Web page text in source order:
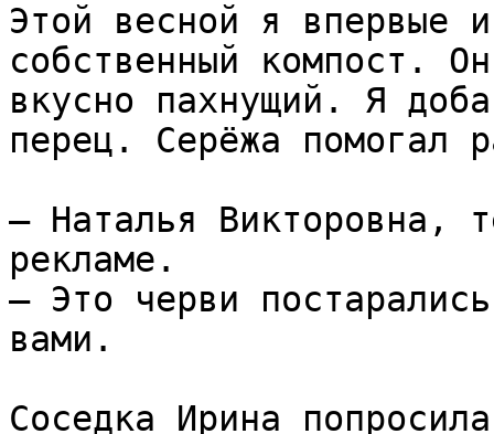
Этой весной я впервые
собственный компост.
вкусно пахнущий. Я
перец. Серёжа помогал
— Наталья Викторовна,
рекламе.
— Это черви
вами.
Соседка Ирина